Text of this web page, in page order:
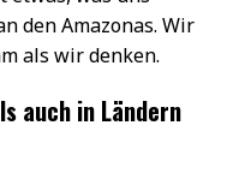
den Amazonas. Wir
als wir denken.
auch in Ländern